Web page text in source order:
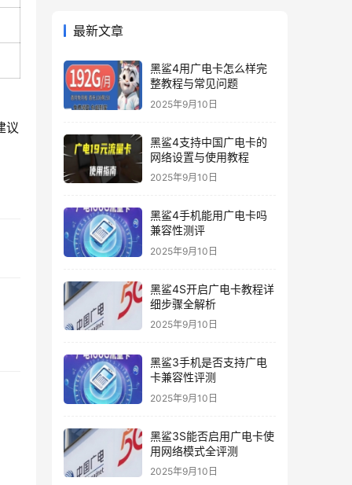
议
最新文章
黑鲨4用广电卡怎么样完
整教程与常见问题
2025年9月10日
黑鲨4支持中国广电卡的
网络设置与使用教程
2025年9月10日
黑鲨4手机能用广电卡吗
兼容性测评
2025年9月10日
黑鲨4S开启广电卡教程详
细步骤全解析
2025年9月10日
黑鲨3手机是否支持广电
卡兼容性评测
2025年9月10日
黑鲨3S能否启用广电卡使
用网络模式全评测
2025年9月10日